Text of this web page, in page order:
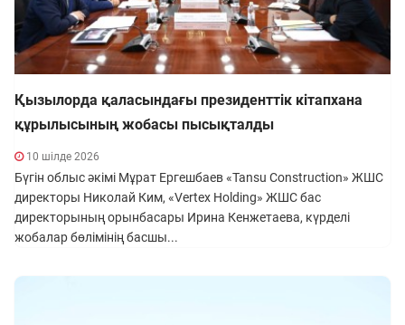
Қызылорда қаласындағы президенттік кітапхана
құрылысының жобасы пысықталды
10 шілде 2026
Бүгін облыс әкімі Мұрат Ергешбаев «Tansu Construction» ЖШС
директоры Николай Ким, «Vertex Holding» ЖШС бас
директорының орынбасары Ирина Кенжетаева, күрделі
жобалар бөлімінің басшы...